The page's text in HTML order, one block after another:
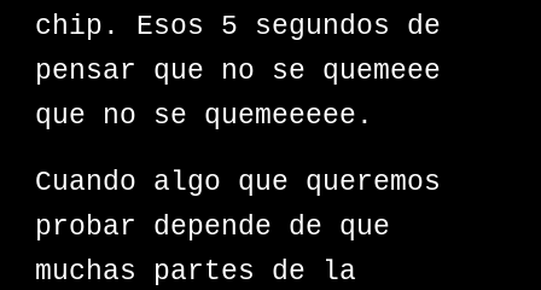
chip. Esos 5 segundos de
pensar que no se quemeee
que no se quemeeeee.
Cuando algo que queremos
probar depende de que
muchas partes de la